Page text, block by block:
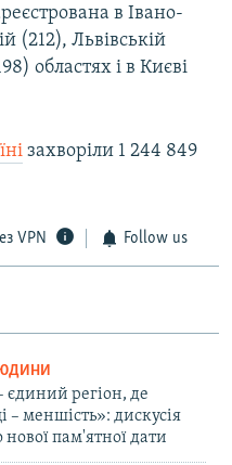
в Івано-
(212), Львівській
областях і в Києві
захворіли 1 244 849
VPN Follow us
єдиний регіон, де
– меншість»: дискусія
нової пам'ятної дати